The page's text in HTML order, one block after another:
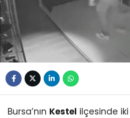
Bursa’nın Kestel ilçesinde